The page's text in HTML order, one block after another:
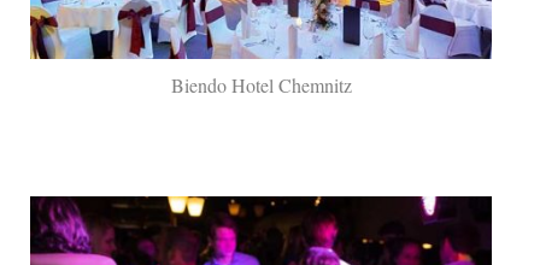
Biendo Hotel Chemnitz